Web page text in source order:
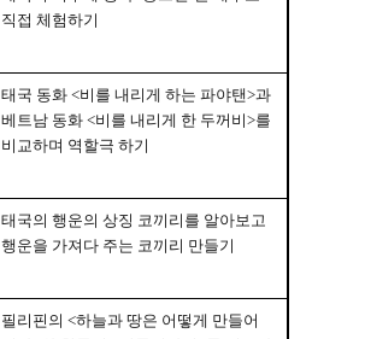
직접 체험하기
태국 동화<비를 내리게 하는 파야탠>과
베트남 동화<비를 내리게 한 두꺼비>를
비교하며 역할극 하기
태국의 행운의 상징 코끼리를 알아보고
행운을 가져다 주는 코끼리 만들기
필리핀의 <하늘과 땅은 어떻게 만들어